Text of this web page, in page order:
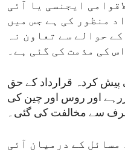
ایجنسی یا آئی
منظور کی ہے جس میں
حوالے سے تعاون نہ
کی مذمت کی گئی ہے۔
پیش کردہ قرارداد کے حق
12 غیر حاضررہے اور روس اور چین کی
سے مخالفت کی گئی۔
مسائل کے درمیان آئی